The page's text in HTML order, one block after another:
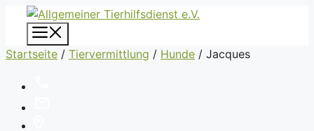
Zum
Inhalt
springen
Startseite / Tiervermittlung / Hunde / Jacques